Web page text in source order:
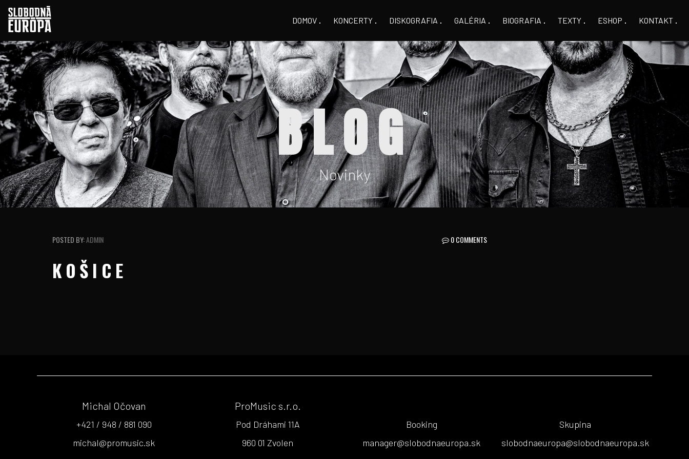
DOMOV KONCERTY DISKOGRAFIA GALÉRIA BIOGRAFIA TEXTY ESHOP KONTAKT
BLOG
Novinky
POSTED BY:ADMIN 0 COMMENTS
KOŠICE
Michal Očovan
+421 / 948 / 881 090
michal@promusic.sk
ProMusic s.r.o.
Pod Dráhami 11A
960 01 Zvolen
Booking
manager@slobodnaeuropa.sk
Skupina
slobodnaeuropa@slobodnaeuropa.sk